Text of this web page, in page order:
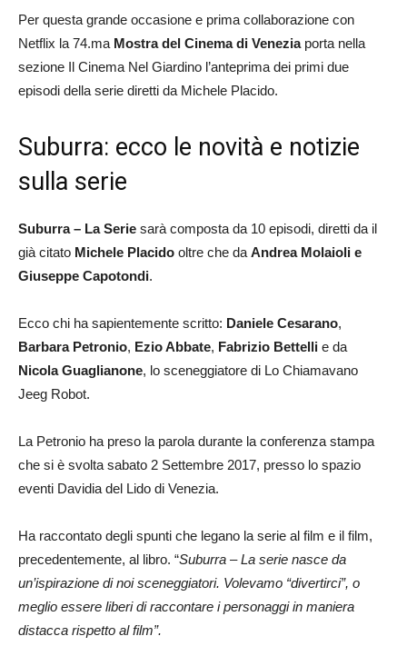
Per questa grande occasione e prima collaborazione con
Netflix la 74.ma Mostra del Cinema di Veneziaporta nella
sezione Il Cinema Nel Giardino l’anteprima dei primi due
episodi della serie diretti da Michele Placido.
Suburra: ecco le novità e notizie
sulla serie
Suburra – La Serie sarà composta da 10 episodi, diretti da il
già citato Michele Placido oltre che da Andrea Molaioli e
Giuseppe Capotondi.
Ecco chi ha sapientemente scritto: Daniele Cesarano,
Barbara Petronio, Ezio Abbate, Fabrizio Bettelli e da
Nicola Guaglianone, lo sceneggiatore di Lo Chiamavano
Jeeg Robot.
La Petronio ha preso la parola durante la conferenza stampa
che si è svolta sabato 2 Settembre 2017, presso lo spazio
eventi Davidia del Lido di Venezia.
Ha raccontato degli spunti che legano la serie al film e il film,
precedentemente, al libro. “Suburra – La serie nasce da
un’ispirazione di noi sceneggiatori. Volevamo “divertirci”, o
meglio essere liberi di raccontare i personaggi in maniera
distacca rispetto al film”.